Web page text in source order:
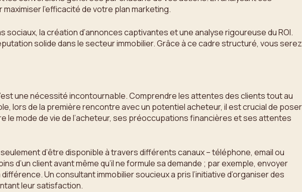
l’efficacité de votre plan marketing.
la création d’annonces captivantes et une analyse rigoureuse du ROI.
solide dans le secteur immobilier. Grâce à ce cadre structuré, vous serez
une nécessité incontournable. Comprendre les attentes des clients tout au
lors de la première rencontre avec un potentiel acheteur, il est crucial de poser
mode de vie de l’acheteur, ses préoccupations financières et ses attentes
d’être disponible à travers différents canaux – téléphone, email ou
d’un client avant même qu’il ne formule sa demande ; par exemple, envoyer
Un consultant immobilier soucieux a pris l’initiative d’organiser des
leur satisfaction.